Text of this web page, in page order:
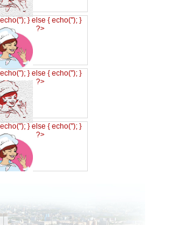
'); } else { echo(''); }
?>
'); } else { echo(''); }
?>
'); } else { echo(''); }
?>